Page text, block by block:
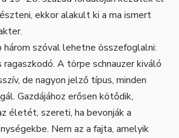
ekkor alakult ki a ma ismert
szóval lehetne összefoglalni:
A törpe schnauzer kiváló
de nagyon jelző típus, minden
Gazdájához erősen kötődik,
életét, szereti, ha bevonják a
Nem az a fajta, amelyik